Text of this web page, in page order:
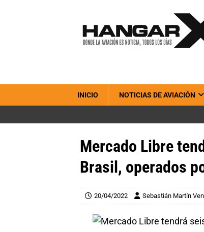
INICIO NOTICIAS DE AVIACIÓN
Mercado Libre
Brasil, operados
20/04/2022 Sebastián Martín